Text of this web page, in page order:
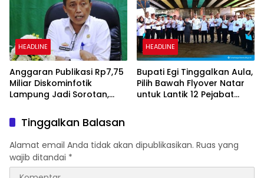
HEADLINE
Anggaran Publikasi Rp7,75
Miliar Diskominfotik
Lampung Jadi Sorotan,
Dana Dipertanyakan
HEADLINE
Bupati Egi Tinggalkan Aula,
Pilih Bawah Flyover Natar
untuk Lantik 12 Pejabat
Tinggalkan Balasan
Alamat email Anda tidak akan dipublikasikan. Ruas yang
wajib ditandai *